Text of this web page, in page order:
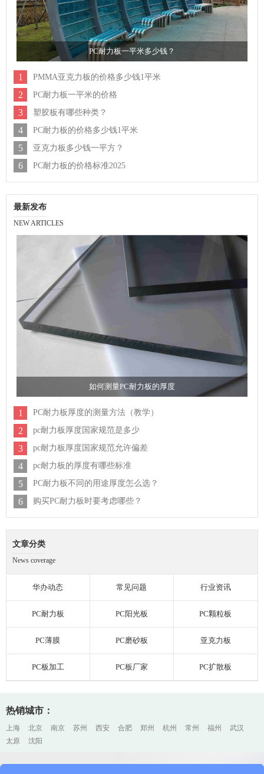
PC耐力板一平米多少钱？
1 PMMA亚克力板的价格多少钱1平米
2 PC耐力板一平米的价格
3 塑胶板有哪些种类？
4 PC耐力板的价格多少钱1平米
5 亚克力板多少钱一平方？
6 PC耐力板的价格标准2025
最新发布
NEW ARTICLES
如何测量PC耐力板的厚度
1 PC耐力板厚度的测量方法（教学）
2 pc耐力板厚度国家规范是多少
3 pc耐力板厚度国家规范允许偏差
4 pc耐力板的厚度有哪些标准
5 PC耐力板不同的用途厚度怎么选？
6 购买PC耐力板时要考虑哪些？
文章分类
News coverage
华办动态 常见问题 行业资讯
PC耐力板 PC阳光板 PC颗粒板
PC薄膜 PC磨砂板 亚克力板
PC板加工 PC板厂家 PC扩散板
热销城市：
上海 北京 南京 苏州 西安 合肥 郑州 杭州 常州 福州
武汉
太原
沈阳